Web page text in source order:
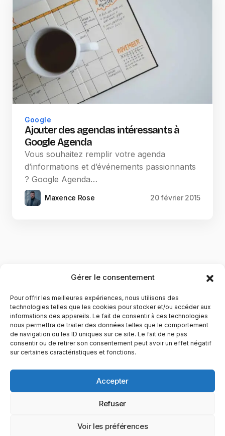
Gérer le consentement
Pour offrir les meilleures expériences, nous utilisons des
technologies telles que les cookies pour stocker et/ou accéder aux
informations des appareils. Le fait de consentir à ces technologies
nous permettra de traiter des données telles que le comportement
de navigation ou les ID uniques sur ce site. Le fait de ne pas
consentir ou de retirer son consentement peut avoir un effet négatif
sur certaines caractéristiques et fonctions.
Accepter
Refuser
Voir les préférences
Google
Ajouter des agendas intéressants à
Google Agenda
Vous souhaitez remplir votre agenda
d’informations et d’événements passionnants
? Google Agenda…
Maxence Rose 20 février 2015
YubiGeek est un média français dédié aux nouvelles
technologies, à la culture geek et au numérique. Fondé par
du web, du gaming et de la science, avec une approche